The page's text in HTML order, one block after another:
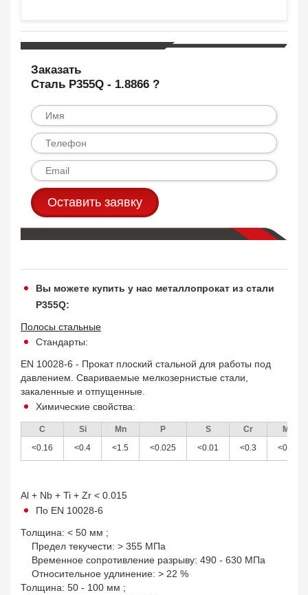
Заказать
Сталь P355Q - 1.8866 ?
Оставить заявку
Вы можете купить у нас металлопрокат из стали
P355Q:
Полосы стальные
Стандарты:
EN 10028-6 - Прокат плоский стальной для работы под
давлением. Свариваемые мелкозернистые стали,
закаленные и отпущенные.
Химические свойства:
С Si Mn P S Cr
Mo
<0.16
<0.4 <1.5 <0.025 <0.01 <0.3 <0.25
Al + Nb + Ti + Zr < 0.015
По EN 10028-6
Толщина: < 50 мм ;
Предел текучести: > 355 МПа
Временное сопротивление разрыву: 490 - 630 МПа
Относительное удлинение: > 22 %
Толщина: 50 - 100 мм ;